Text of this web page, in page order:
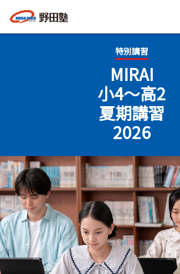
特別講習
MIRAI
小4～高2
夏期講習
2026